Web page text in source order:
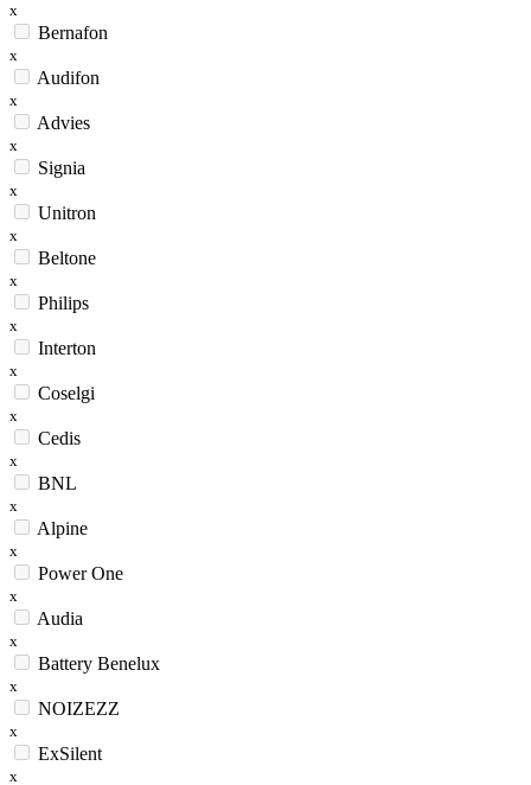
x
Bernafon
x
Audifon
x
Advies
x
Signia
x
Unitron
x
Beltone
x
Philips
x
Interton
x
Coselgi
x
Cedis
x
BNL
x
Alpine
x
Power One
x
Audia
x
Battery Benelux
x
NOIZEZZ
x
ExSilent
x